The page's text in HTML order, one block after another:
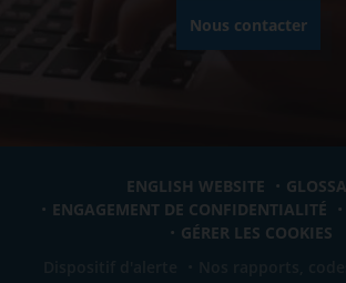
Nous contacter
ENGLISH WEBSITE
ENGAGEMENT DE CONFIDENTIALITÉ
GÉRER LES COOKIES